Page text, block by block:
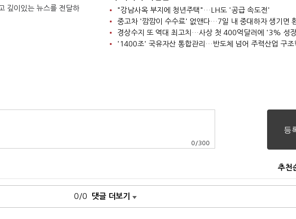
깊이있는 뉴스를 전달하
"강남사옥 부지에 청년주택"…LH도 '공급 속도전'
중고차 '깜깜이 수수료' 없앤다…7일 내 중대하자 생기면
'1400조' 국유자산 통합관리…반도체 넘어 주력산업 구조
0 /300
추천
0/0 댓글 더보기